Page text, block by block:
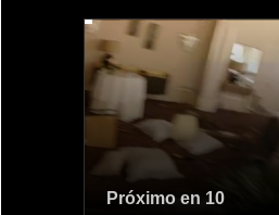
Próximo en 9